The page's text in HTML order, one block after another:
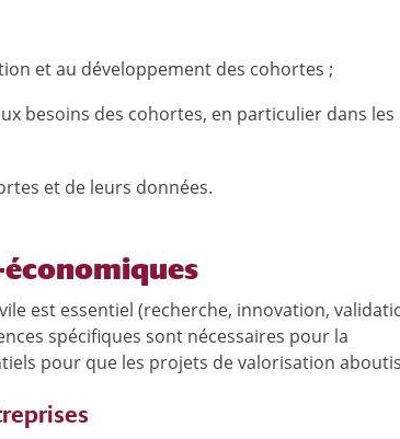
et au développement des cohortes ;
besoins des cohortes, en particulier dans les
et de leurs données.
est essentiel (recherche, innovation,
spécifiques sont nécessaires pour la
pour que les projets de valorisation